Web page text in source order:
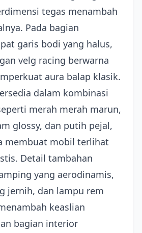
tegas menambah
Pada bagian
garis bodi yang halus,
velg racing berwarna
aura balap klasik.
dalam kombinasi
merah merah marun,
glossy, dan putih pejal,
membuat mobil terlihat
Detail tambahan
yang aerodinamis,
jernih, dan lampu rem
keaslian
bagian interior